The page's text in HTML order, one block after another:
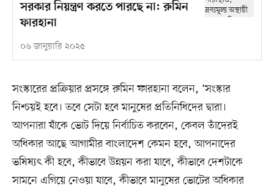
সরকার নিয়ন্ত্রণ করতে পারছে না: রুমিন
ফারহানা
০৬ জানুয়ারি ২০২৫
সংস্কারের প্রক্রিয়ার প্রসঙ্গে রুমিন ফারহানা বলেন, ‘সংস্কার
নিশ্চয়ই হবে। তবে সেটা হবে মানুষের প্রতিনিধিদের দ্বারা।
আপনারা যাঁকে ভোট দিয়ে নির্বাচিত করবেন, কেবল তাঁদেরই
অধিকার আছে আগামীর বাংলাদেশ কেমন হবে, আপনাদের
ভষিষ্যৎ কী হবে, কীভাবে উন্নয়ন করা যাবে, কীভাবে দেশটাকে
সামনে এগিয়ে নেওয়া যাবে, কীভাবে মানুষের ভোটের অধিকার